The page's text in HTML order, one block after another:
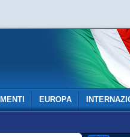
EUROPA